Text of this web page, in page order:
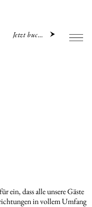
Jetzt buchen
ein, dass alle unsere Gäste
in vollem Umfang